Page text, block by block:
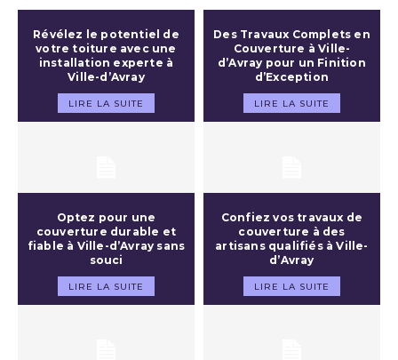
Révélez le potentiel de
votre toiture avec une
installation experte à
Ville-d’Avray
LIRE LA SUITE
Des Travaux Complets en
Couverture à Ville-
d’Avray pour un Finition
d’Exception
LIRE LA SUITE
Optez pour une
couverture durable et
fiable à Ville-d’Avray sans
souci
LIRE LA SUITE
Confiez vos travaux de
couverture à des
artisans qualifiés à Ville-
d’Avray
LIRE LA SUITE